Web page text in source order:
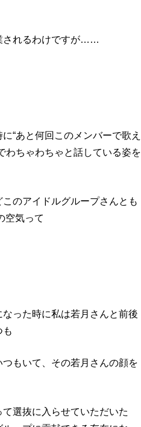
されるわけですが……
“あと何回このメンバーで歌え
わちゃわちゃと話している姿を
のアイドルグループさんとも
空気って
った時に私は若月さんと前後
も
もいて、その若月さんの顔を
選抜に入らせていただいた